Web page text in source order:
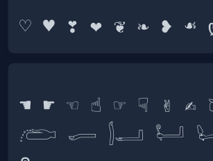
☚ ☛ ☜ ☝ ☞ ☟ ✌
𓂨 𓂷 𓂭𓂝 𓂡